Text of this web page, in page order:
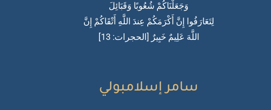
وَجَعَلْنَاكُمْ شُعُوبًا وَقَبَائِلَ
لِتَعَارَفُوا إِنَّ أَكْرَمَكُمْ عِندَ اللَّهِ أَتْقَاكُمْ إِنَّ
اللَّهَ عَلِيمٌ خَبِيرٌ [الحجرات: 13]
سامر إسلامبولي